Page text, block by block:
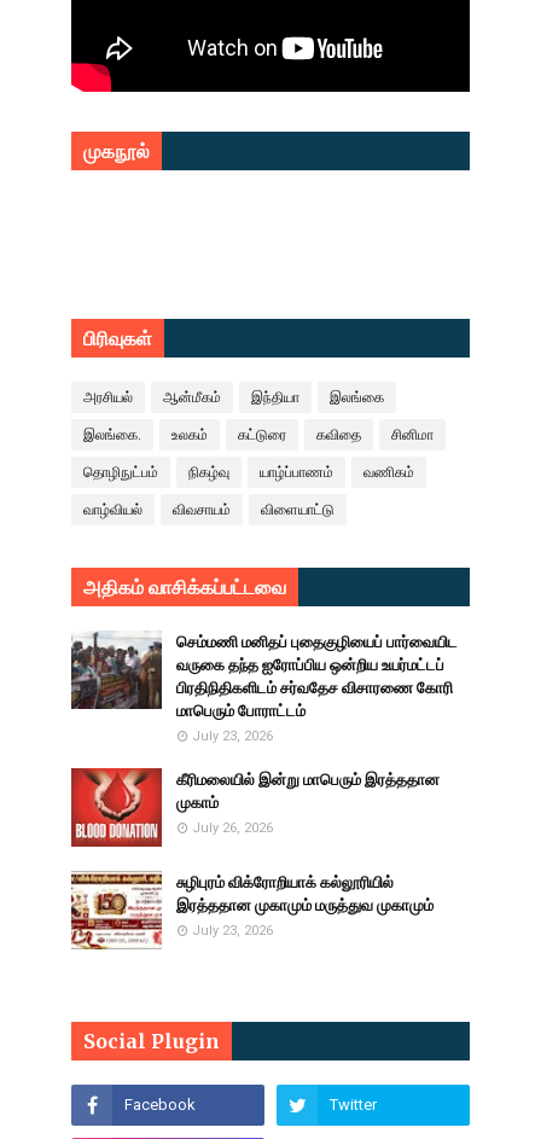
முகநூல்
பிரிவுகள்
அரசியல் ஆன்மீகம் இந்தியா இலங்கை
இலங்கை. உலகம் கட்டுரை கவிதை சினிமா
தொழிநுட்பம் நிகழ்வு யாழ்ப்பாணம் வணிகம்
வாழ்வியல் விவசாயம் விளையாட்டு
அதிகம் வாசிக்கப்பட்டவை
செம்மணி மனிதப் புதைகுழியைப் பார்வையிட
வருகை தந்த ஐரோப்பிய ஒன்றிய உயர்மட்டப்
பிரதிநிதிகளிடம் சர்வதேச விசாரணை கோரி
மாபெரும் போராட்டம்
July 23, 2026
கீரிமலையில் இன்று மாபெரும் இரத்ததான
முகாம்
July 26, 2026
சுழிபுரம் விக்ரோறியாக் கல்லூரியில்
இரத்ததான முகாமும் மருத்துவ முகாமும்
July 23, 2026
Social Plugin